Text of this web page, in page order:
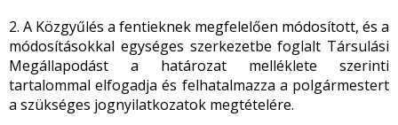
2. A Közgyűlés a fentieknek megfelelően módosított, és a
módosításokkal egységes szerkezetbe foglalt Társulási
Megállapodást a határozat melléklete szerinti
tartalommal elfogadja és felhatalmazza a polgármestert
a szükséges jognyilatkozatok megtételére.